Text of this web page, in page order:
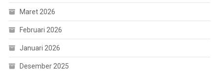
Maret 2026
Februari 2026
Januari 2026
Desember 2025